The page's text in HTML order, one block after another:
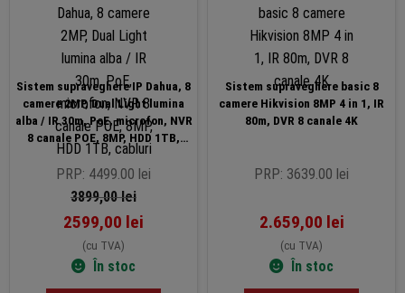
Sistem supraveghere IP Dahua, 8
camere 2MP, Dual Light lumina
alba / IR 30m, PoE, microfon, NVR
8 canale POE, 8MP, HDD 1TB,
cabluri
PRP: 4499.00 lei
3899,00lei
2599,00 lei
(cu TVA)
În stoc
Sistem supraveghere basic 8
camere Hikvision 8MP 4 in 1, IR
80m, DVR 8 canale 4K
PRP: 3639.00 lei
2.659,00 lei
(cu TVA)
În stoc